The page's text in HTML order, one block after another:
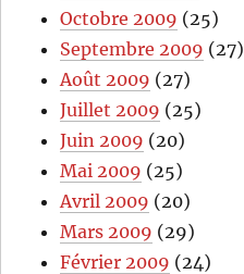
Octobre 2009 (25)
Septembre 2009 (27)
Août 2009 (27)
Juillet 2009 (25)
Juin 2009 (20)
Mai 2009 (25)
Avril 2009 (20)
Mars 2009 (29)
Février 2009 (24)